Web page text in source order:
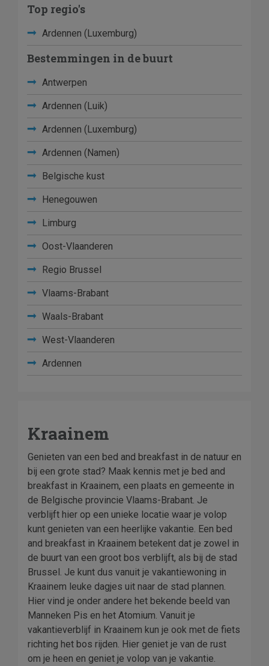
Top regio's
Ardennen (Luxemburg)
Bestemmingen in de buurt
Antwerpen
Ardennen (Luik)
Ardennen (Luxemburg)
Ardennen (Namen)
Belgische kust
Henegouwen
Limburg
Oost-Vlaanderen
Regio Brussel
Vlaams-Brabant
Waals-Brabant
West-Vlaanderen
Ardennen
Kraainem
Genieten van een bed and breakfast in de natuur en
bij een grote stad? Maak kennis met je bed and
breakfast in Kraainem, een plaats en gemeente in
de Belgische provincie Vlaams-Brabant. Je
verblijft hier op een unieke locatie waar je volop
kunt genieten van een heerlijke vakantie. Een bed
and breakfast in Kraainem betekent dat je zowel in
de buurt van een groot bos verblijft, als bij de stad
Brussel. Je kunt dus vanuit je vakantiewoning in
Kraainem leuke dagjes uit naar de stad plannen.
Hier vind je onder andere het bekende beeld van
Manneken Pis en het Atomium. Vanuit je
vakantieverblijf in Kraainem kun je ook met de fiets
richting het bos rijden. Hier geniet je van de rust
om je heen en geniet je volop van je vakantie.